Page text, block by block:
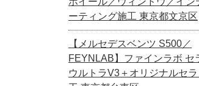
ーティング施工 東京都文京区
【メルセデスベンツ S500／
FEYNLAB】ファインラボ セ
ウルトラV3＋オリジナルセ